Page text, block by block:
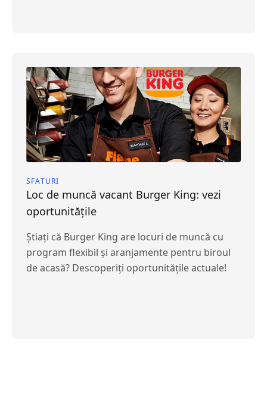
SFATURI
Loc de muncă vacant Burger King: vezi
oportunitățile
Știați că Burger King are locuri de muncă cu
program flexibil și aranjamente pentru biroul
de acasă? Descoperiți oportunitățile actuale!